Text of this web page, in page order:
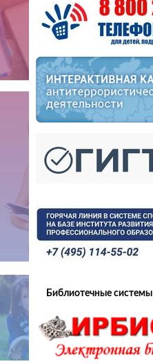
Библиотечные системы